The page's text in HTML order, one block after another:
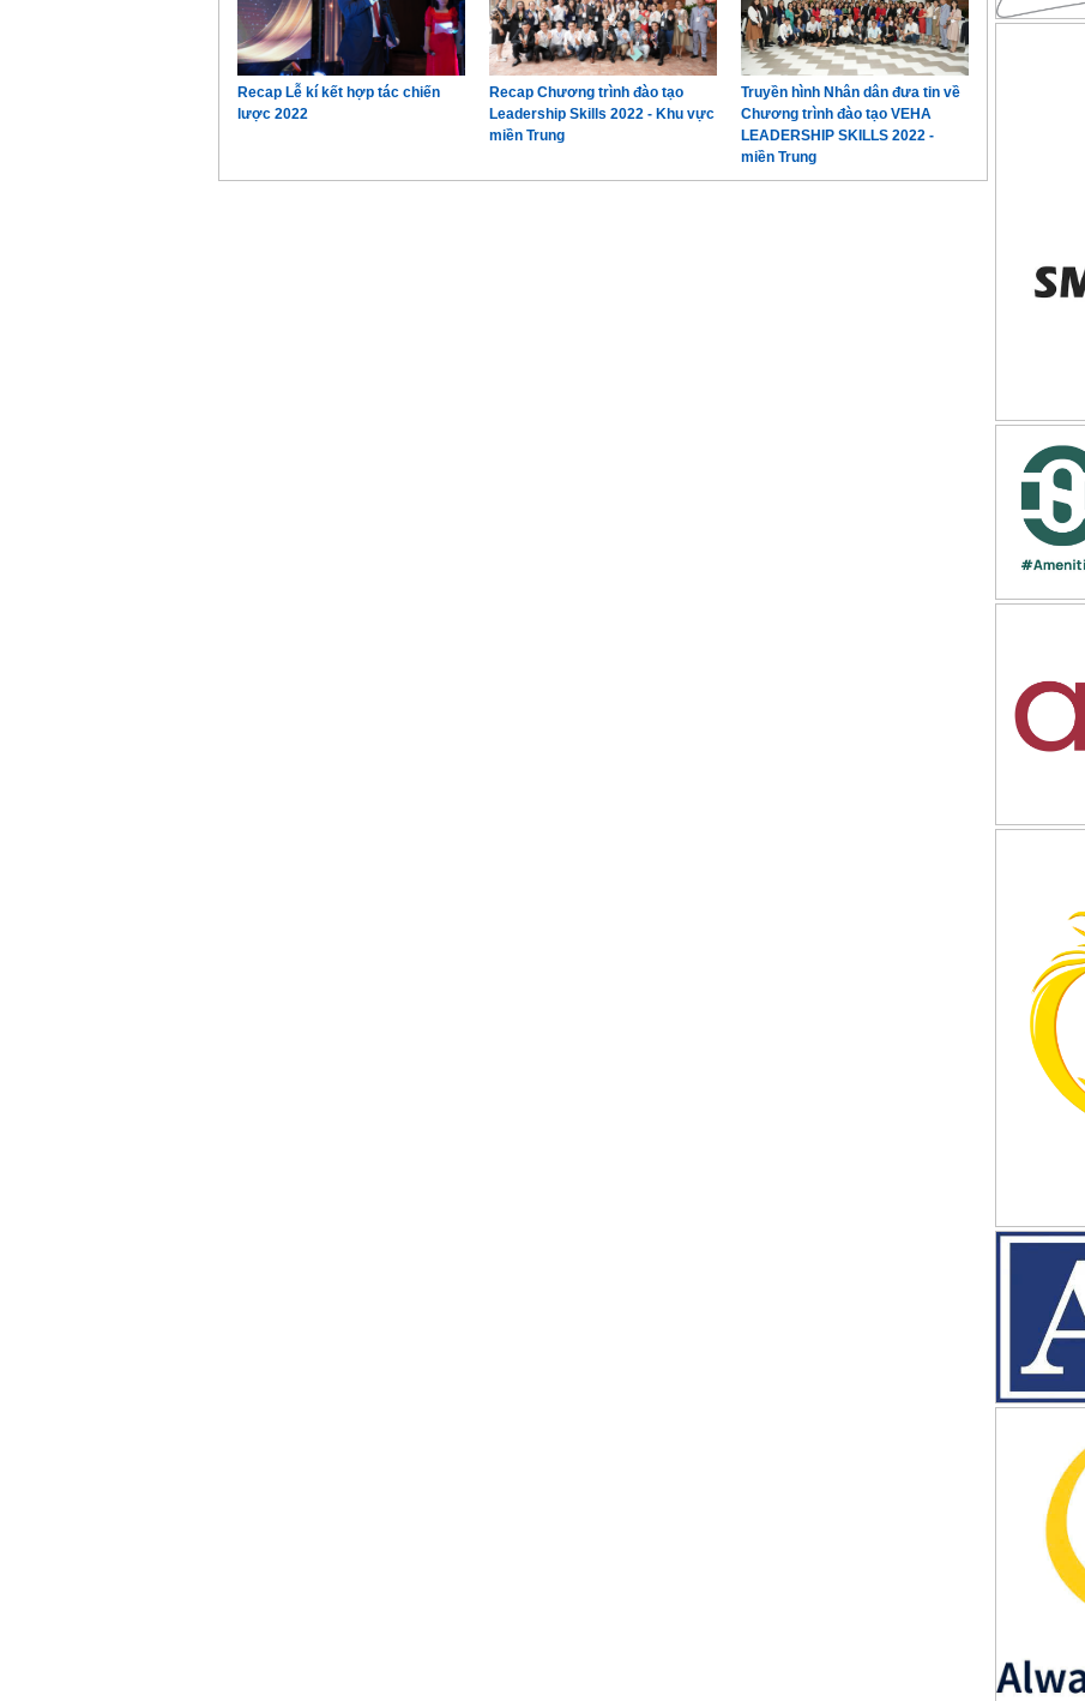
Recap Lễ kí kết hợp tác chiến
lược 2022
Recap Chương trình đào tạo
Leadership Skills 2022 - Khu vực
miền Trung
Truyền hình Nhân dân đưa tin về
Chương trình đào tạo VEHA
LEADERSHIP SKILLS 2022 -
miền Trung